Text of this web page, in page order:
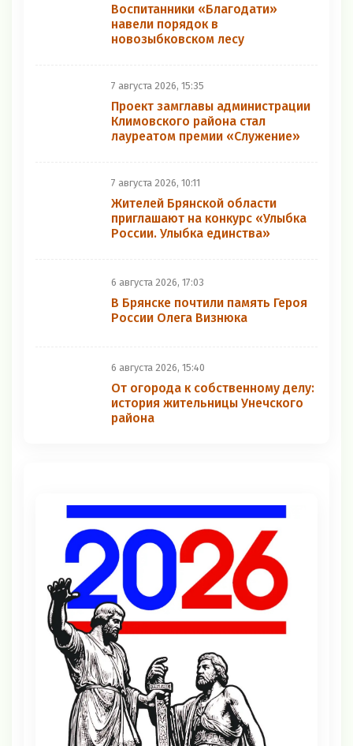
Воспитанники «Благодати»
навели порядок в
новозыбковском лесу
7 августа 2026, 15:35
Проект замглавы администрации
Климовского района стал
лауреатом премии «Служение»
7 августа 2026, 10:11
Жителей Брянской области
приглашают на конкурс «Улыбка
России. Улыбка единства»
6 августа 2026, 17:03
В Брянске почтили память Героя
России Олега Визнюка
6 августа 2026, 15:40
От огорода к собственному делу:
история жительницы Унечского
района